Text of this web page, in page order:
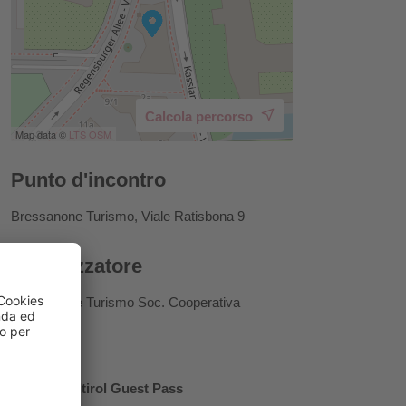
Map data © LTS OSM
Calcola percorso
Punto d'incontro
Bressanone Turismo, Viale Ratisbona 9
Organizzatore
Bressanone Turismo Soc. Cooperativa
Brixen Südtirol Guest Pass